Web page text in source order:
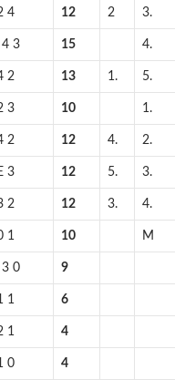
4 12 2 3.
3 15 4.
2 13 1. 5.
3 10 1.
2 12 4. 2.
3 12 5. 3.
2 12 3. 4.
1 10 M
0 9
1 6
1 4
0 4